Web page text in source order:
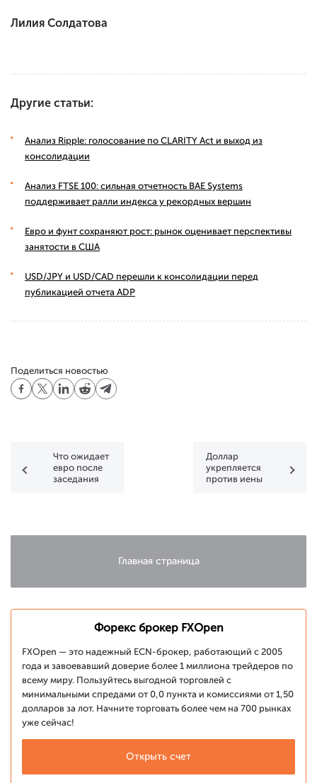
Лилия Солдатова
Другие статьи:
Анализ Ripple: голосование по CLARITY Act и выход из
консолидации
Анализ FTSE 100: сильная отчетность BAE Systems
поддерживает ралли индекса у рекордных вершин
Евро и фунт сохраняют рост: рынок оценивает перспективы
занятости в США
USD/JPY и USD/CAD перешли к консолидации перед
публикацией отчета ADP
Поделиться новостью
Что ожидает
евро после
заседания
Доллар
укрепляется
против иены
Главная страница
Форекс брокер FXOpen
FXOpen — это надежный ECN-брокер, работающий с 2005
года и завоевавший доверие более 1 миллиона трейдеров по
всему миру. Пользуйтесь выгодной торговлей с
минимальными спредами от 0,0 пункта и комиссиями от 1,50
долларов за лот. Начните торговать более чем на 700 рынках
уже сейчас!
Открыть счет